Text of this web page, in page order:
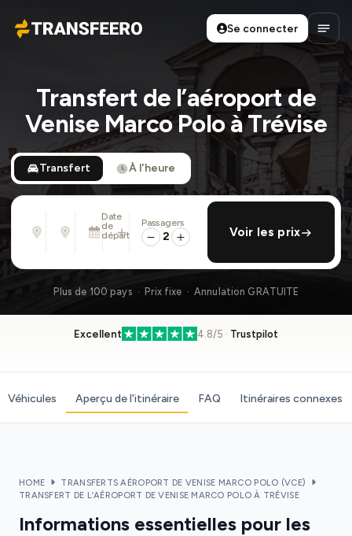
Transfeero
Se connecter
Transfert de l’aéroport de
Venise Marco Polo à Trévise
Transfert À l'heure
Adresse, aéroport, hôtel, ...
Adresse, aéroport, hôtel, ...
Date
de
départ
Dim. 9 Août · 01:45 PM
ajouter retour
Passagers
2 Voir les prix
Plus de 100 pays · Prix fixe · Annulation GRATUITE
Excellent 4.8/5 · Trustpilot
Véhicules Aperçu de l'itinéraire FAQ Itinéraires connexes
HOME
TRANSFERTS AÉROPORT DE VENISE MARCO POLO (VCE)
TRANSFERT DE L’AÉROPORT DE VENISE MARCO POLO À TRÉVISE
Informations essentielles pour les